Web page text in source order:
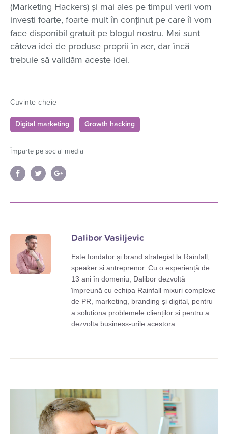
(Marketing Hackers) și mai ales pe timpul verii vom
investi foarte, foarte mult în conținut pe care îl vom
face disponibil gratuit pe blogul nostru. Mai sunt
câteva idei de produse proprii în aer, dar încă
trebuie să validăm aceste idei.
Cuvinte cheie
Digital marketing Growth hacking
Împarte pe social media
Dalibor Vasiljevic
Este fondator și brand strategist la Rainfall,
speaker și antreprenor. Cu o experiență de
13 ani în domeniu, Dalibor dezvoltă
împreună cu echipa Rainfall mixuri complexe
de PR, marketing, branding și digital, pentru
a soluționa problemele clienților și pentru a
dezvolta business-urile acestora.